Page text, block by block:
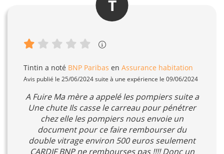
T
Tintin a noté BNP Paribas en Assurance habitation
Avis publié le 25/06/2024 suite à une expérience le 09/06/2024
A Fuire Ma mère a appelé les pompiers suite a
Une chute Ils casse le carreau pour pénétrer
chez elle les pompiers nous envoie un
document pour ce faire rembourser du
double vitrage environ 500 euros seulement
CARDIF BNP ne rembourses pas !!!! Donc un